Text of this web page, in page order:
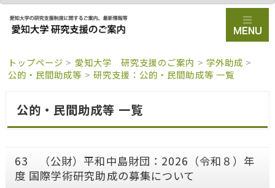
トップページ > 愛知大学 研究支援のご案内 > 学外助成 >
公的・民間助成等 > 研究支援：公的・民間助成等 一覧
公的・民間助成等 一覧
63 （公財）平和中島財団：2026（令和８）年
度 国際学術研究助成の募集について